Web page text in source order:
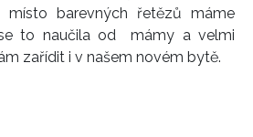
místo barevných řetězů máme
to naučila od mámy a velmi
zařídit i v našem novém bytě.